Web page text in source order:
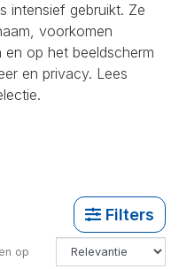
intensief gebruikt. Ze
voorkomen
op het beeldscherm
en privacy. Lees
Filters
op